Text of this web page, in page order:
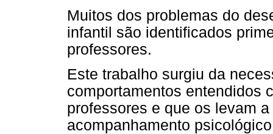
Muitos dos problemas do
infantil são identificados
professores.
Este trabalho surgiu da
comportamentos entendidos
professores e que os levam
acompanhamento